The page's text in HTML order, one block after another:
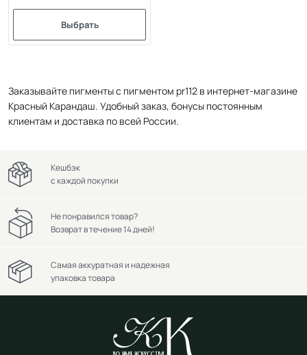
Выбрать
Заказывайте пигменты с пигментом pr112 в интернет-магазине
Красный Карандаш. Удобный заказ, бонусы постоянным
клиентам и доставка по всей России.
Кешбэк
с каждой покупки
Не понравился товар?
Возврат в течение 14 дней!
Самая аккуратная и надежная
упаковка товара